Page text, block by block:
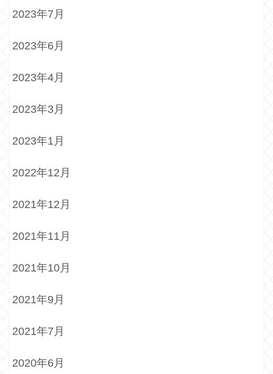
2023年7月
2023年6月
2023年4月
2023年3月
2023年1月
2022年12月
2021年12月
2021年11月
2021年10月
2021年9月
2021年7月
2020年6月